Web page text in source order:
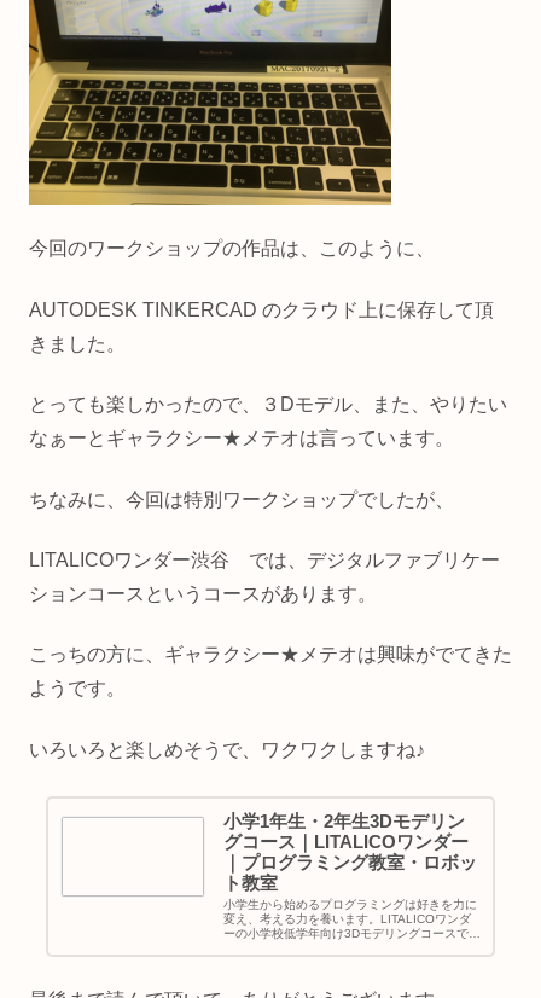
今回のワークショップの作品は、このように、
AUTODESK TINKERCAD のクラウド上に保存して頂
きました。
とっても楽しかったので、３Dモデル、また、やりたい
なぁーとギャラクシー★メテオは言っています。
ちなみに、今回は特別ワークショップでしたが、
LITALICOワンダー渋谷 では、デジタルファブリケー
ションコースというコースがあります。
こっちの方に、ギャラクシー★メテオは興味がでてきた
ようです。
いろいろと楽しめそうで、ワクワクしますね♪
小学1年生・2年生3Dモデリン
グコース｜LITALICOワンダー
｜プログラミング教室・ロボッ
ト教室
小学生から始めるプログラミングは好きを力に
変え、考える力を養います。LITALICOワンダ
ーの小学校低学年向け3Dモデリングコースで